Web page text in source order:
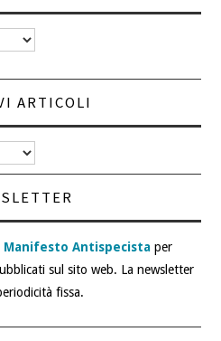
ARTICOLI
Antispecista per
sul sito web. La newsletter
fissa.